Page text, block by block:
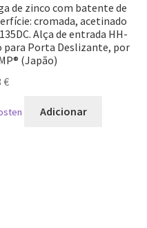
de zinco com batente de
cromada, acetinado
Alça de entrada HH-
para Porta Deslizante, por
(Japão)
€
Adicionar